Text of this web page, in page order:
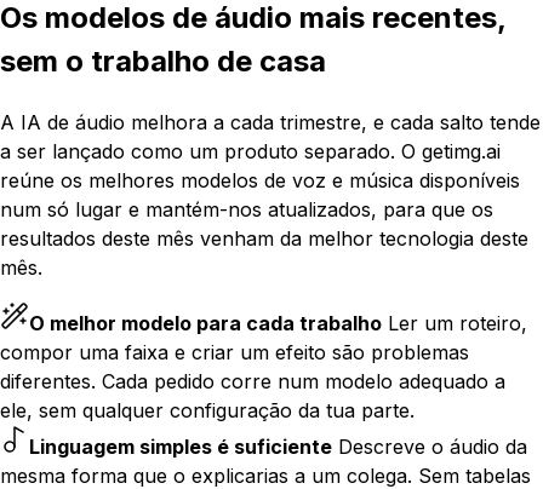
Os modelos de áudio mais recentes,
sem o trabalho de casa
A IA de áudio melhora a cada trimestre, e cada salto tende
a ser lançado como um produto separado. O getimg.ai
reúne os melhores modelos de voz e música disponíveis
num só lugar e mantém-nos atualizados, para que os
resultados deste mês venham da melhor tecnologia deste
mês.
O melhor modelo para cada trabalho Ler um roteiro,
compor uma faixa e criar um efeito são problemas
diferentes. Cada pedido corre num modelo adequado a
ele, sem qualquer configuração da tua parte.
Linguagem simples é suficiente Descreve o áudio da
mesma forma que o explicarias a um colega. Sem tabelas